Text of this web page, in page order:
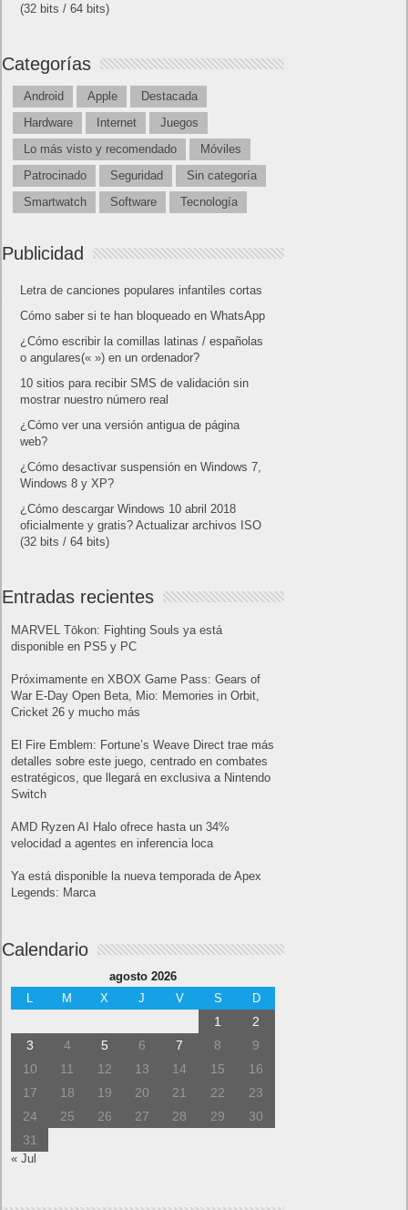
(32 bits / 64 bits)
Categorías
Android Apple
Destacada
Hardware
Internet
Juegos
Lo más visto y recomendado
Móviles
Patrocinado
Seguridad
Sin categoría
Smartwatch
Software Tecnología
Publicidad
Letra de canciones populares infantiles cortas
Cómo saber si te han bloqueado en WhatsApp
¿Cómo escribir la comillas latinas / españolas
o angulares(« ») en un ordenador?
10 sitios para recibir SMS de validación sin
mostrar nuestro número real
¿Cómo ver una versión antigua de página
web?
¿Cómo desactivar suspensión en Windows 7,
Windows 8 y XP?
¿Cómo descargar Windows 10 abril 2018
oficialmente y gratis? Actualizar archivos ISO
(32 bits / 64 bits)
Entradas recientes
MARVEL Tōkon: Fighting Souls ya está
disponible en PS5 y PC
Próximamente en XBOX Game Pass: Gears of
War E-Day Open Beta, Mio: Memories in Orbit,
Cricket 26 y mucho más
El Fire Emblem: Fortune’s Weave Direct trae más
detalles sobre este juego, centrado en combates
estratégicos, que llegará en exclusiva a Nintendo
Switch
AMD Ryzen AI Halo ofrece hasta un 34%
velocidad a agentes en inferencia loca
Ya está disponible la nueva temporada de Apex
Legends: Marca
Calendario
agosto 2026
M X J V S D
1
2
3
4 5 6 7 8
9
10
11 12 13 14 15
16
17
18 19 20 21 22
23
24
25 26 27 28 29
30
31
« Jul